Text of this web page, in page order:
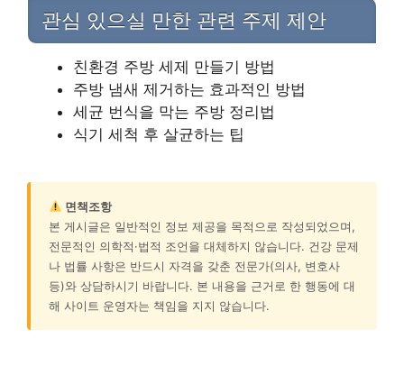
관심 있으실 만한 관련 주제 제안
친환경 주방 세제 만들기 방법
주방 냄새 제거하는 효과적인 방법
세균 번식을 막는 주방 정리법
식기 세척 후 살균하는 팁
면책조항
본 게시글은 일반적인 정보 제공을 목적으로 작성되었으며,
전문적인 의학적·법적 조언을 대체하지 않습니다. 건강 문제
나 법률 사항은 반드시 자격을 갖춘 전문가(의사, 변호사
등)와 상담하시기 바랍니다. 본 내용을 근거로 한 행동에 대
해 사이트 운영자는 책임을 지지 않습니다.